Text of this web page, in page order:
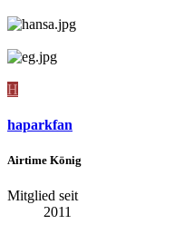
H
haparkfan
Airtime König
Mitglied seit
2011